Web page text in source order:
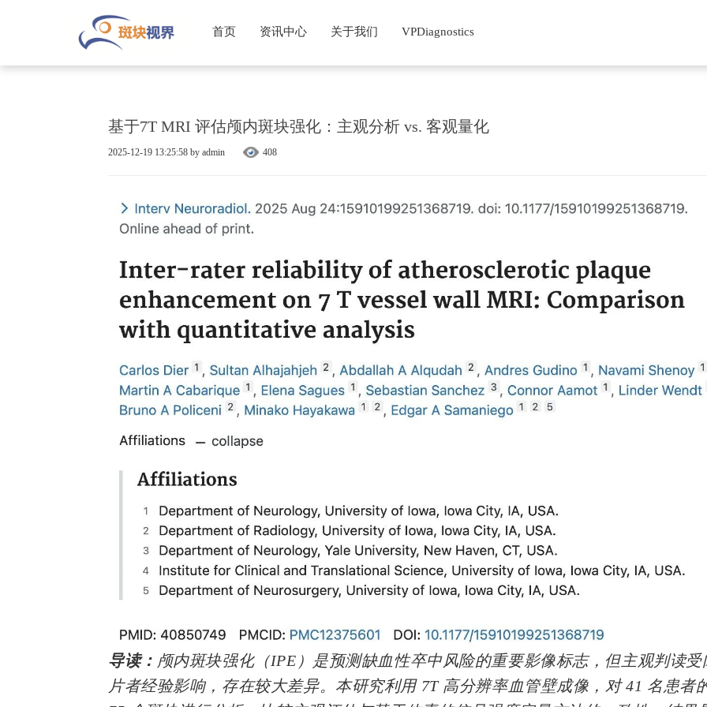
首页 资讯中心 关于我们 VPDiagnostics
基于7T MRI 评估颅内斑块强化：主观分析 vs. 客观量化
2025-12-19 13:25:58 by admin 408
导读： 颅内斑块强化（IPE）是预测缺血性卒中风险的重要影像标志，但主观判读受
片者经验影响，存在较大差异。本研究利用 7T 高分辨率血管壁成像，对 41 名患者